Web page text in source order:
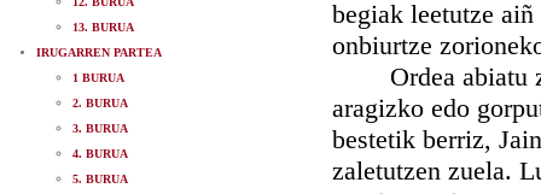
13. BURUA
IRUGARREN PARTEA
1 BURUA
2. BURUA
3. BURUA
4. BURUA
5. BURUA
begiak leetutze
onbiurtze
Ordea abiatu
aragizko edo
bestetik berriz,
zaletutzen zuela.